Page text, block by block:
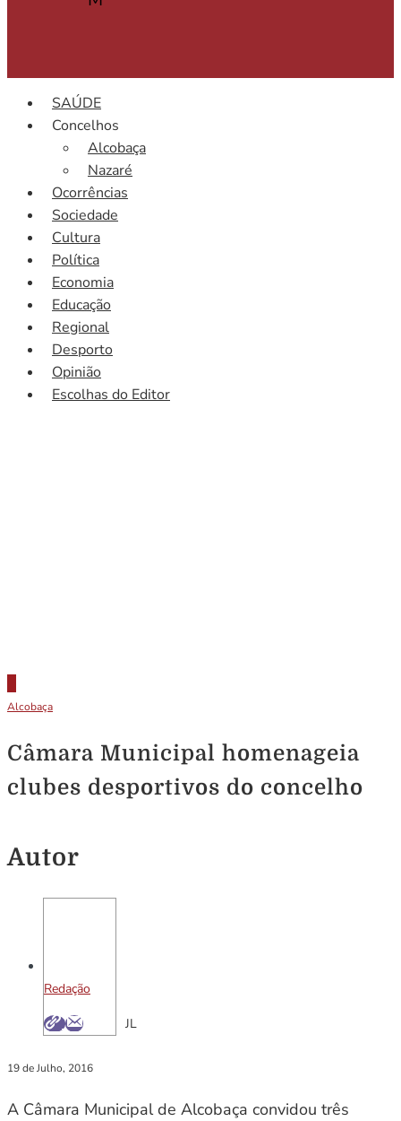
SAÚDE
Concelhos
Alcobaça
Nazaré
Ocorrências
Sociedade
Cultura
Política
Economia
Educação
Regional
Desporto
Opinião
Escolhas do Editor
Alcobaça
Câmara Municipal homenageia
clubes desportivos do concelho
Autor
Redação
JL
19 de Julho, 2016
A Câmara Municipal de Alcobaça convidou três